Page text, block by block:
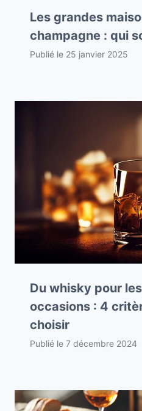
Les grandes
champagne : qui
Publié le 25 janvier 2025
Du whisky pour
occasions : 4
choisir
Publié le 7 décembre 2024